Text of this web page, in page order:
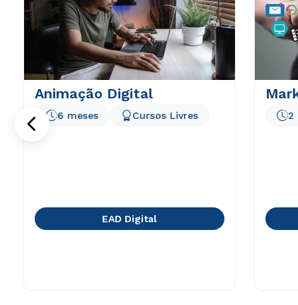
Animação Digital
6 meses Cursos Livres
EAD Digital
2